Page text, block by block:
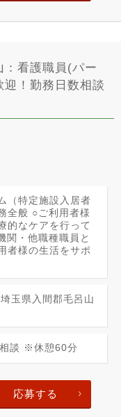
：看護職員(パー
！勤務日数相談
（特定施設入居者
全般 ○ご利用者様
的なケアを行って
関・他職種職員と
者様の生活をサポ
玉県入間郡毛呂山
談 ※休憩60分
応募する